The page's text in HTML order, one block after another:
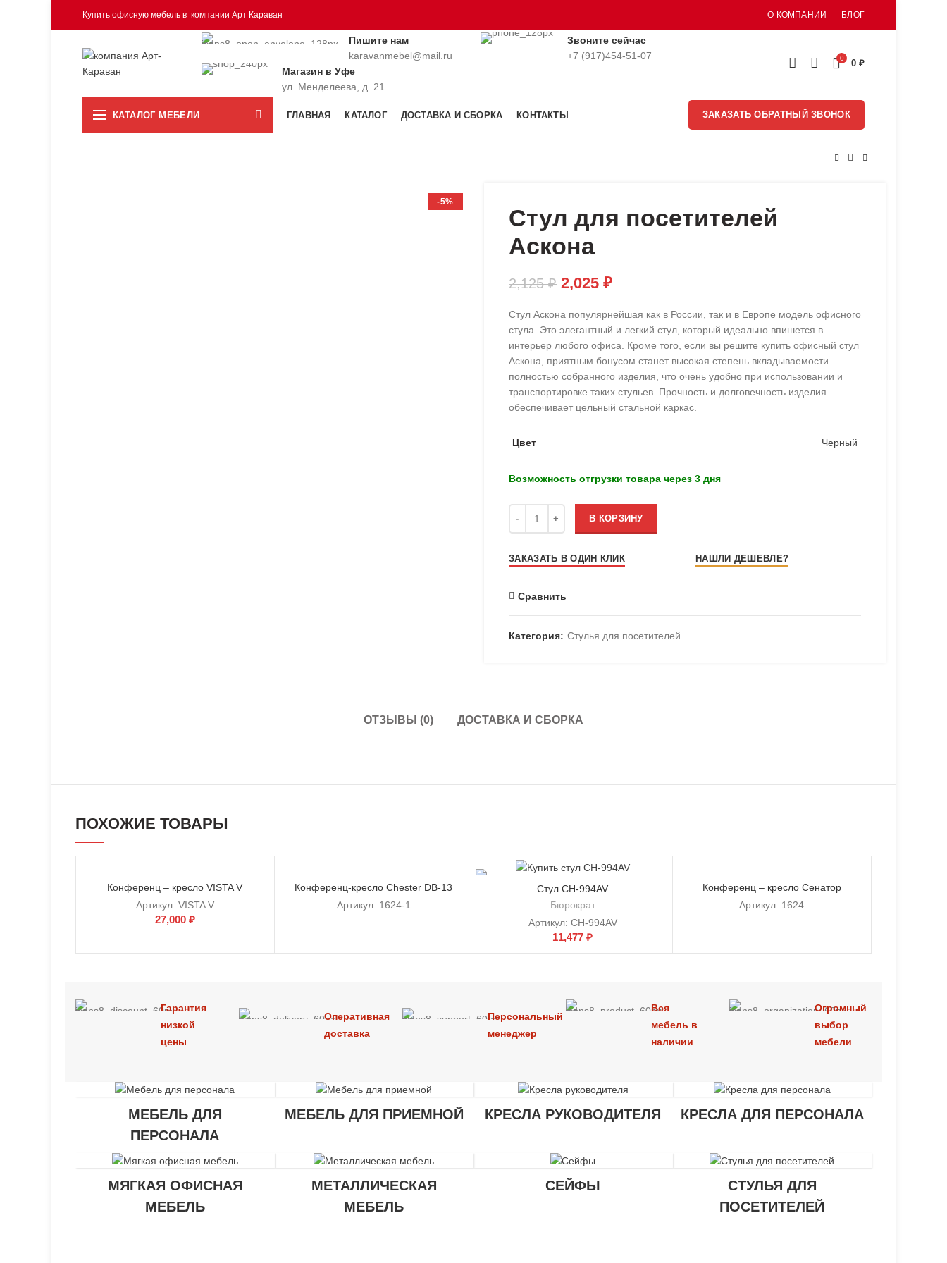
Купить офисную мебель в компании Арт Караван О КОМПАНИИ БЛОГ
Пишите нам
karavanmebel@mail.ru
Звоните сейчас
+7 (917)454-51-07
Магазин в Уфе
ул. Менделеева, д. 21
0 0 ₽
КАТАЛОГ МЕБЕЛИ ГЛАВНАЯ КАТАЛОГ ДОСТАВКА И СБОРКА КОНТАКТЫ ЗАКАЗАТЬ ОБРАТНЫЙ ЗВОНОК
-5%
Стул для посетителей
Аскона
2,125₽ 2,025 ₽
Стул Аскона популярнейшая как в России, так и в Европе модель офисного
стула. Это элегантный и легкий стул, который идеально впишется в
интерьер любого офиса. Кроме того, если вы решите купить офисный стул
Аскона, приятным бонусом станет высокая степень вкладываемости
полностью собранного изделия, что очень удобно при использовании и
транспортировке таких стульев. Прочность и долговечность изделия
обеспечивает цельный стальной каркас.
Цвет Черный
Возможность отгрузки товара через 3 дня
В КОРЗИНУ
ЗАКАЗАТЬ В ОДИН КЛИК НАШЛИ ДЕШЕВЛЕ?
Сравнить
Категория: Стулья для посетителей
ОТЗЫВЫ (0) ДОСТАВКА И СБОРКА
ПОХОЖИЕ ТОВАРЫ
Конференц – кресло VISTA V
Артикул: VISTA V
27,000 ₽
Конференц-кресло Chester DB-13
Артикул: 1624-1
Cтул CH-994AV
Бюрократ
Артикул: CH-994AV
11,477₽
Конференц – кресло Сенатор
Артикул: 1624
Гарантия
низкой
цены
Оперативная
доставка
Персональный
менеджер
Вся
мебель в
наличии
Огромный
выбор
мебели
МЕБЕЛЬ ДЛЯ
ПЕРСОНАЛА
МЕБЕЛЬ ДЛЯ ПРИЕМНОЙ КРЕСЛА РУКОВОДИТЕЛЯ КРЕСЛА ДЛЯ ПЕРСОНАЛА
МЯГКАЯ ОФИСНАЯ
МЕБЕЛЬ
МЕТАЛЛИЧЕСКАЯ
МЕБЕЛЬ
СЕЙФЫ
СТУЛЬЯ ДЛЯ
ПОСЕТИТЕЛЕЙ